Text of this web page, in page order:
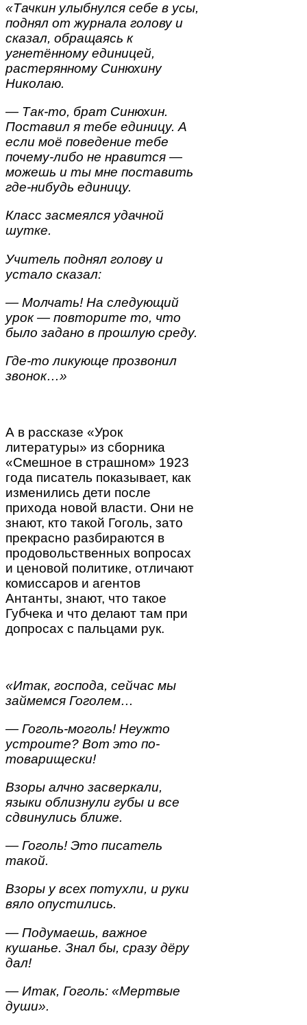
«Тачкин улыбнулся себе в усы,
поднял от журнала голову и
сказал, обращаясь к
угнетённому единицей,
растерянному Синюхину
Николаю.
— Так-то, брат Синюхин.
Поставил я тебе единицу. А
если моё поведение тебе
почему-либо не нравится —
можешь и ты мне поставить
где-нибудь единицу.
Класс засмеялся удачной
шутке.
Учитель поднял голову и
устало сказал:
— Молчать! На следующий
урок — повторите то, что
было задано в прошлую среду.
Где-то ликующе прозвонил
звонок…»
А в рассказе «Урок
литературы» из сборника
«Смешное в страшном» 1923
года писатель показывает, как
изменились дети после
прихода новой власти. Они не
знают, кто такой Гоголь, зато
прекрасно разбираются в
продовольственных вопросах
и ценовой политике, отличают
комиссаров и агентов
Антанты, знают, что такое
Губчека и что делают там при
допросах с пальцами рук.
«Итак, господа, сейчас мы
займемся Гоголем…
— Гоголь-моголь! Неужто
устроите? Вот это по-
товарищески!
Взоры алчно засверкали,
языки облизнули губы и все
сдвинулись ближе.
— Гоголь! Это писатель
такой.
Взоры у всех потухли, и руки
вяло опустились.
— Подумаешь, важное
кушанье. Знал бы, сразу дёру
дал!
— Итак, Гоголь: «Мертвые
души».